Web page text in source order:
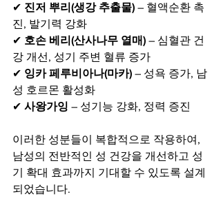
✔ 진저 뿌리(생강 추출물) – 혈액순환 촉
진, 발기력 강화
✔ 호손 베리(산사나무 열매) – 심혈관 건
강 개선, 성기 주변 혈류 증가
✔ 잉카 페루비아나(마카) – 성욕 증가, 남
성 호르몬 활성화
✔ 사왕가잉 – 성기능 강화, 정력 증진
이러한 성분들이 복합적으로 작용하여,
남성의 전반적인 성 건강을 개선하고 성
기 확대 효과까지 기대할 수 있도록 설계
되었습니다.